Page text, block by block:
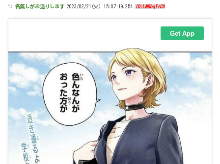
1: 名無しがお送りします 2023/02/21(火) 15:07:19.254 ID:LN5bqT+C0